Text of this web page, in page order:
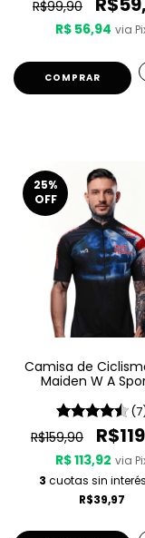
R$99,90
R$ 56,94 via
COMPRAR
25%
OFF
Camisa de
Maiden W A
R$159,90
R$ 113,92 via
3 cuotas sin
R$39,97